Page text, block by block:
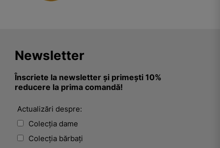
Newsletter
Înscriete la newsletter și primești 10%
reducere la prima comandă!
Actualizări despre:
Colecția dame
Colecția bărbați